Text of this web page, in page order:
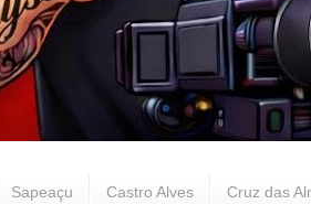
Sapeaçu Castro Alves Cruz das